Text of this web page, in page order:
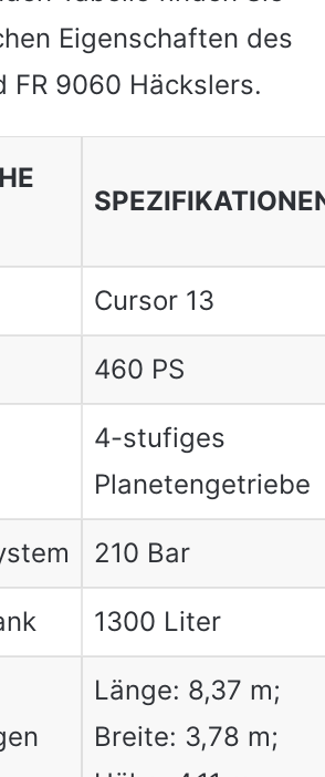
Eigenschaften des
FR 9060 Häckslers.
Cursor 13
460 PS
4-stufiges
Planetengetriebe
210 Bar
1300 Liter
Länge: 8,37 m;
Breite: 3,78 m;